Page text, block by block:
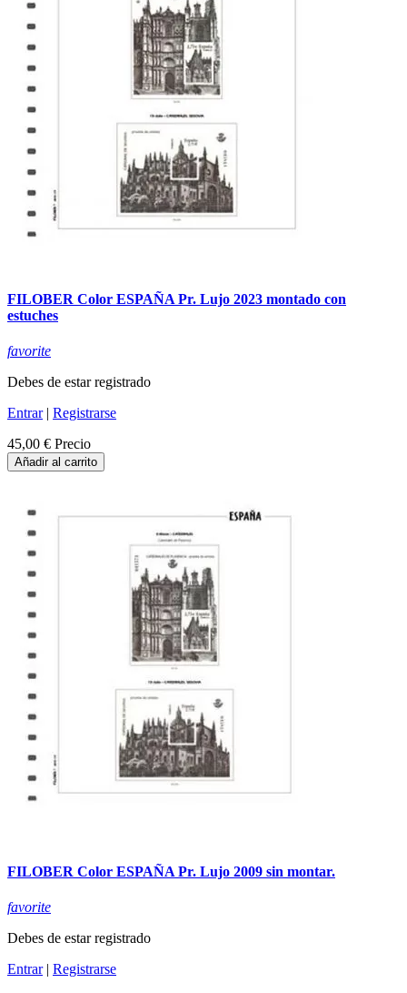
FILOBER Color ESPAÑA Pr. Lujo 2023 montado con
estuches
favorite
Debes de estar registrado
Entrar| Registrarse
45,00 € Precio
Añadir al carrito
FILOBER Color ESPAÑA Pr. Lujo 2009 sin montar.
favorite
Debes de estar registrado
Entrar| Registrarse